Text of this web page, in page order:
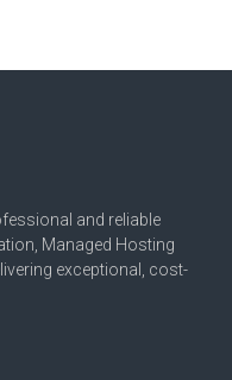
and reliable
Managed Hosting
exceptional, cost-